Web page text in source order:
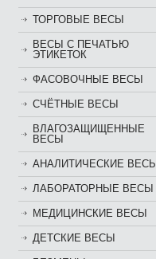
ТОРГОВЫЕ ВЕСЫ
ВЕСЫ С ПЕЧАТЬЮ
ЭТИКЕТОК
ФАСОВОЧНЫЕ ВЕСЫ
СЧЁТНЫЕ ВЕСЫ
ВЛАГОЗАЩИЩЕННЫЕ
ВЕСЫ
АНАЛИТИЧЕСКИЕ ВЕСЫ
ЛАБОРАТОРНЫЕ ВЕСЫ
МЕДИЦИНСКИЕ ВЕСЫ
ДЕТСКИЕ ВЕСЫ